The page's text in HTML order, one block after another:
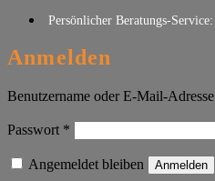
Persönlicher Beratungs-Service:
Anmelden
Benutzername oder E-Mail-Adresse
Passwort *
Angemeldet bleiben Anmelden